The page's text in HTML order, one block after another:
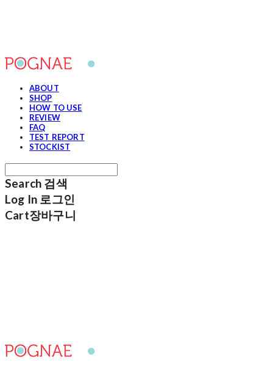
ABOUT
SHOP
HOW TO USE
REVIEW
FAQ
TEST REPORT
STOCKIST
Search 검색
Log In 로그인
Cart장바구니